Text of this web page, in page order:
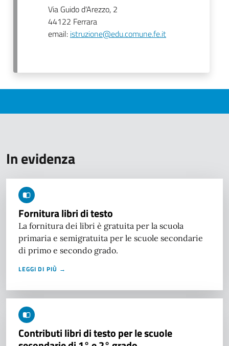
Via Guido d'Arezzo, 2
44122 Ferrara
email: istruzione@edu.comune.fe.it
In evidenza
Fornitura libri di testo
La fornitura dei libri è gratuita per la scuola
primaria e semigratuita per le scuole secondarie
di primo e secondo grado.
LEGGI DI PIÙ →
Contributi libri di testo per le scuole